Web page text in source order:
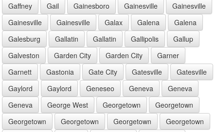
Gaffney
Gail Gainesboro Gainesville
Gainesville
Gainesville
Gainesville Galax Galena
Galena
Galesburg
Gallatin Gallatin Gallipolis
Gallup
Galveston
Garden City Garden City
Garner
Garnett
Gastonia Gate City Gatesville
Gatesville
Gaylord
Gaylord Geneseo Geneva
Geneva
Geneva
George West Georgetown
Georgetown
Georgetown
Georgetown Georgetown
Georgetown